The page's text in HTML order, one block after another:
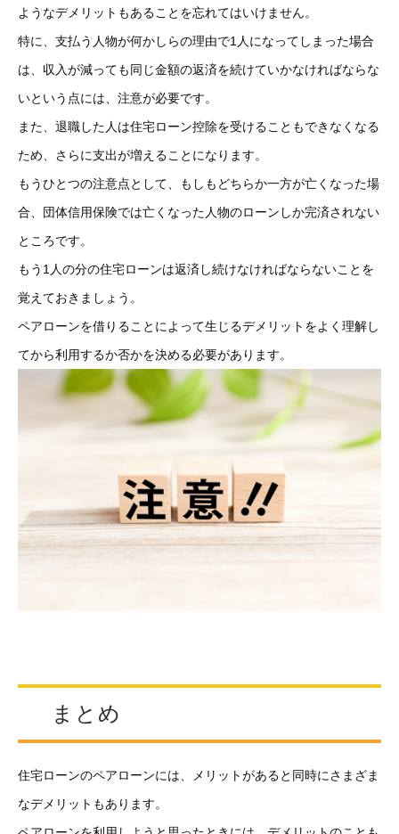
ようなデメリットもあることを忘れてはいけません。
特に、支払う人物が何かしらの理由で1人になってしまった場合
は、収入が減っても同じ金額の返済を続けていかなければならな
いという点には、注意が必要です。
また、退職した人は住宅ローン控除を受けることもできなくなる
ため、さらに支出が増えることになります。
もうひとつの注意点として、もしもどちらか一方が亡くなった場
合、団体信用保険では亡くなった人物のローンしか完済されない
ところです。
もう1人の分の住宅ローンは返済し続けなければならないことを
覚えておきましょう。
ペアローンを借りることによって生じるデメリットをよく理解し
てから利用するか否かを決める必要があります。
まとめ
住宅ローンのペアローンには、メリットがあると同時にさまざま
なデメリットもあります。